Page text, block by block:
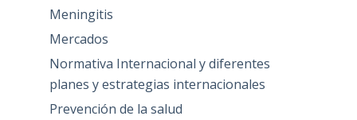
Meningitis
Mercados
Normativa Internacional y diferentes
planes y estrategias internacionales
Prevención de la salud